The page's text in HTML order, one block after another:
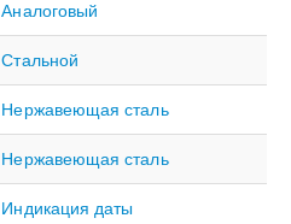
Аналоговый
Стальной
Нержавеющая сталь
Нержавеющая сталь
Индикация даты